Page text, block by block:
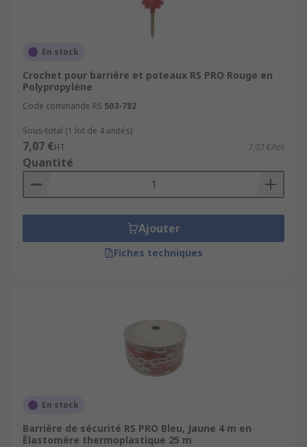
En stock
Crochet pour barrière et poteaux RS PRO Rouge en
Polypropylène
Code commande RS 503-782
Sous-total (1 lot de 4 unités)
7,07 €HT 7,07 €/lot
Quantité
Ajouter
Fiches techniques
En stock
Barrière de sécurité RS PRO Bleu, Jaune 4 m en
Élastomère thermoplastique 25 m